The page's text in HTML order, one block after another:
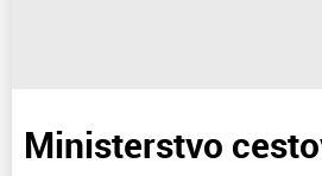
Ministerstvo